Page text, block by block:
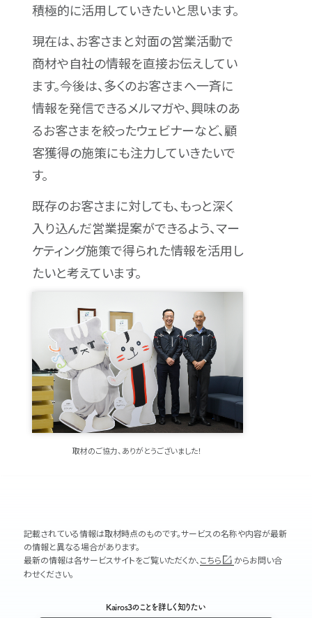
積極的に活用していきたいと思います。
現在は、お客さまと対面の営業活動で
商材や自社の情報を直接お伝えしてい
ます。今後は、多くのお客さまへ一斉に
情報を発信できるメルマガや、興味のあ
るお客さまを絞ったウェビナーなど、顧
客獲得の施策にも注力していきたいで
す。
既存のお客さまに対しても、もっと深く
入り込んだ営業提案ができるよう、マー
ケティング施策で得られた情報を活用し
たいと考えています。
取材のご協力、ありがとうございました！
記載されている情報は取材時点のものです。サービスの名称や内容が最新
の情報と異なる場合があります。
最新の情報は各サービスサイトをご覧いただくか、こちら
からお問い合
わせください。
Kairos3のことを詳しく知りたい